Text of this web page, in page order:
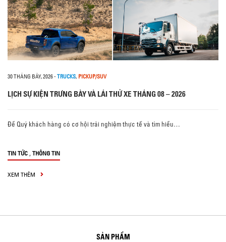
30 THÁNG BẢY, 2026- TRUCKS, PICKUP/SUV
LỊCH SỰ KIỆN TRƯNG BÀY VÀ LÁI THỬ XE THÁNG 08 – 2026
Để Quý khách hàng có cơ hội trải nghiệm thực tế và tìm hiểu…
TIN TỨC , THÔNG TIN
XEM THÊM
SẢN PHẨM